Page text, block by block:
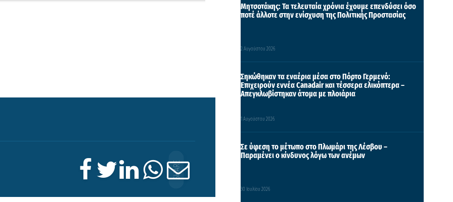
Μητσοτάκης: Τα τελευταία χρόνια έχουμε επενδύσει όσο
ποτέ άλλοτε στην ενίσχυση της Πολιτικής Προστασίας
2 Αυγούστου 2026
Σηκώθηκαν τα εναέρια μέσα στο Πόρτο Γερμενό:
Επιχειρούν εννέα Canadair και τέσσερα ελικόπτερα –
Απεγκλωβίστηκαν άτομα με πλοιάρια
1 Αυγούστου 2026
Σε ύφεση το μέτωπο στο Πλωμάρι της Λέσβου –
Παραμένει ο κίνδυνος λόγω των ανέμων
30 Ιουλίου 2026